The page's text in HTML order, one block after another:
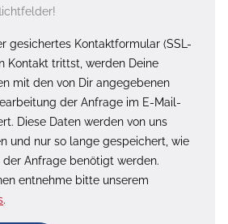
gesichertes Kontaktformular (SSL-
Kontakt trittst, werden Deine
mit den von Dir angegebenen
der Anfrage im E-Mail-
Diese Daten werden von uns
und nur so lange gespeichert, wie
Anfrage benötigt werden.
entnehme bitte unserem
.